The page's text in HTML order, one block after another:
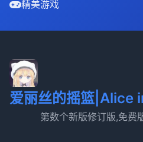
精美游戏
爱丽丝的摇篮|Alice
第数个新版修订版,免费